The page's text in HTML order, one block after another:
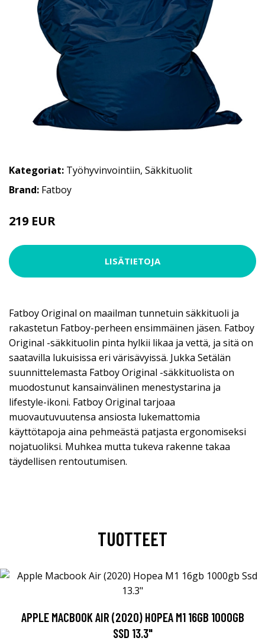
Kategoriat: Työhyvinvointiin, Säkkituolit
Brand: Fatboy
219 EUR
LISÄTIETOJA
Fatboy Original on maailman tunnetuin säkkituoli ja
rakastetun Fatboy-perheen ensimmäinen jäsen. Fatboy
Original -säkkituolin pinta hylkii likaa ja vettä, ja sitä on
saatavilla lukuisissa eri värisävyissä. Jukka Setälän
suunnittelemasta Fatboy Original -säkkituolista on
muodostunut kansainvälinen menestystarina ja
lifestyle-ikoni. Fatboy Original tarjoaa
muovautuvuutensa ansiosta lukemattomia
käyttötapoja aina pehmeästä patjasta ergonomiseksi
nojatuoliksi. Muhkea mutta tukeva rakenne takaa
täydellisen rentoutumisen.
TUOTTEET
APPLE MACBOOK AIR (2020) HOPEA M1 16GB 1000GB
SSD 13.3"